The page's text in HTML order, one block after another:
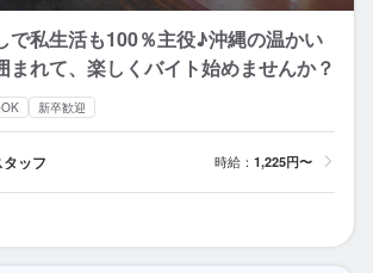
せフォーム
へ
で私生活も100％主役♪沖縄の温かい
まれて、楽しくバイト始めませんか？
新卒歓迎
ッフ 時給： 1,225円〜